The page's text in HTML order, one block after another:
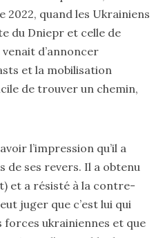
2022, quand les Ukrainiens
du Dniepr et celle de
d’annoncer
et la mobilisation
de trouver un chemin,
l’impression qu’il a
de ses revers. Il a obtenu
et a résisté à la contre-
juger que c’est lui qui
ukrainiennes et que